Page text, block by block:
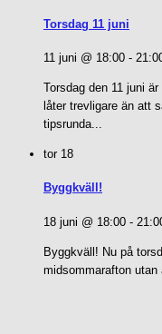
Torsdag 11 juni
11 juni @ 18:00 -
Torsdag den 11 juni
låter trevligare än att
tipsrunda...
tor 18
Byggkväll!
18 juni @ 18:00 -
Byggkväll! Nu på
midsommarafton utan